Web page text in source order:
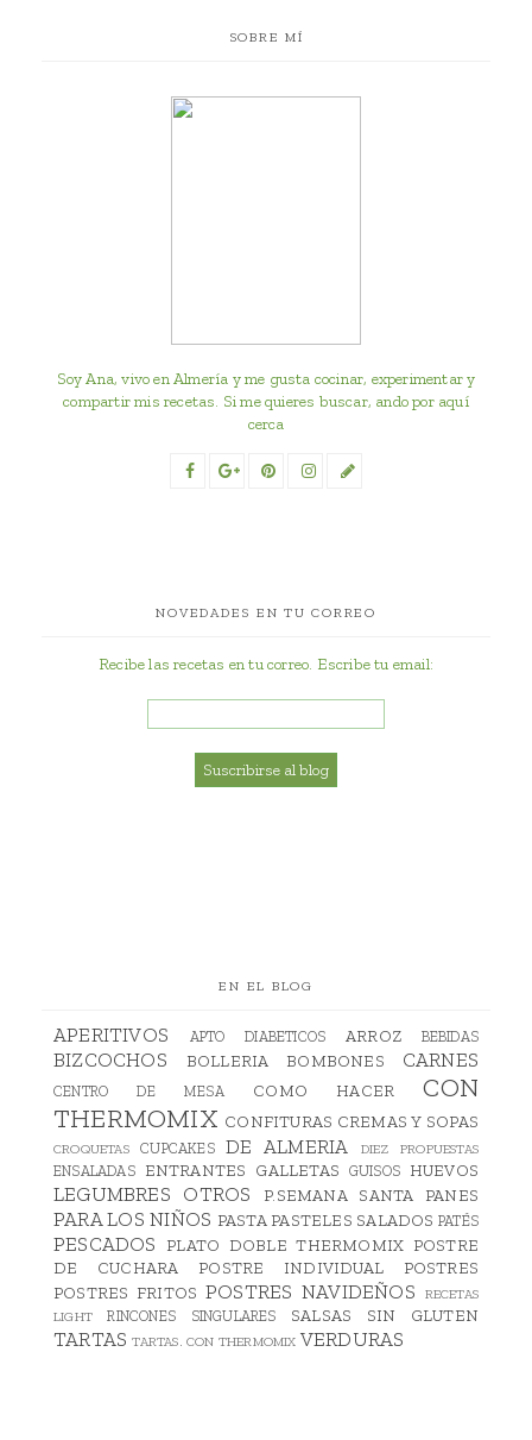
SOBRE MÍ
Soy Ana, vivo en Almería y me gusta cocinar, experimentar y
compartir mis recetas. Si me quieres buscar, ando por aquí
cerca
NOVEDADES EN TU CORREO
Recibe las recetas en tu correo. Escribe tu email:
EN EL BLOG
APERITIVOS APTO DIABETICOS ARROZ BEBIDAS
BIZCOCHOS BOLLERIA BOMBONES CARNES
CENTRO DE MESA COMO HACER
CON
THERMOMIX CONFITURAS CREMAS Y SOPAS
CROQUETAS CUPCAKES DE ALMERIA DIEZ PROPUESTAS
ENSALADAS ENTRANTES GALLETAS GUISOS HUEVOS
LEGUMBRES OTROS P.SEMANA SANTA PANES
PARA LOS NIÑOS PASTA PASTELES SALADOS PATÉS
PESCADOS PLATO DOBLE THERMOMIX POSTRE
DE CUCHARA
POSTRE INDIVIDUAL
POSTRES
POSTRES FRITOS POSTRES NAVIDEÑOS
RECETAS
LIGHT
RINCONES SINGULARES SALSAS SIN GLUTEN
TARTAS TARTAS. CON THERMOMIX VERDURAS